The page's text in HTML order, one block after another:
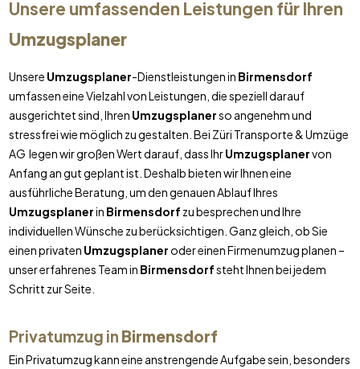
Unsere umfassenden Leistungen für Ihren
Umzugsplaner
Unsere Umzugsplaner-Dienstleistungen in Birmensdorf
umfassen eine Vielzahl von Leistungen, die speziell darauf
ausgerichtet sind, Ihren Umzugsplanerso angenehm und
stressfrei wie möglich zu gestalten. Bei Züri Transporte & Umzüge
AG legen wir großen Wert darauf, dass IhrUmzugsplanervon
Anfang an gut geplant ist. Deshalb bieten wir Ihnen eine
ausführliche Beratung, um den genauen Ablauf Ihres
Umzugsplanerin Birmensdorf zu besprechen und Ihre
individuellen Wünsche zu berücksichtigen. Ganz gleich, ob Sie
einen privaten Umzugsplaneroder einen Firmenumzug planen –
unser erfahrenes Team in Birmensdorfsteht Ihnen bei jedem
Schritt zur Seite.
Privatumzug in Birmensdorf
Ein Privatumzug kann eine anstrengende Aufgabe sein, besonders